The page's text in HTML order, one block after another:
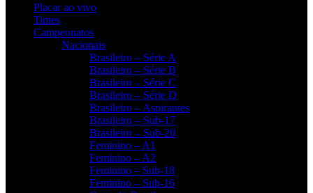
Placar ao vivo
Times
Campeonatos
Nacionais
Brasileiro – Série A
Brasileiro – Série B
Brasileiro – Série C
Brasileiro – Série D
Brasileiro – Aspirantes
Brasileiro – Sub-17
Brasileiro – Sub-20
Feminino – A1
Feminino – A2
Feminino – Sub-18
Feminino – Sub-16